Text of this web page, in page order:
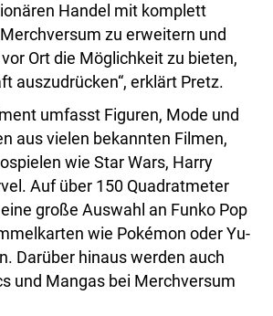
Handel mit komplett
zu erweitern und
Ort die Möglichkeit zu bieten,
auszudrücken“, erklärt Pretz.
umfasst Figuren, Mode und
aus vielen bekannten Filmen,
wie Star Wars, Harry
Auf über 150 Quadratmeter
große Auswahl an Funko Pop
wie Pokémon oder Yu-
Darüber hinaus werden auch
und Mangas bei Merchversum